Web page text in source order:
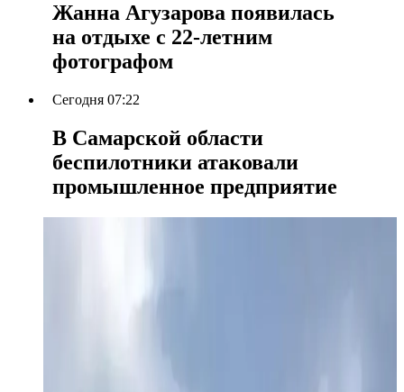
Жанна Агузарова появилась
на отдыхе с 22-летним
фотографом
Сегодня 07:22
В Самарской области
беспилотники атаковали
промышленное предприятие